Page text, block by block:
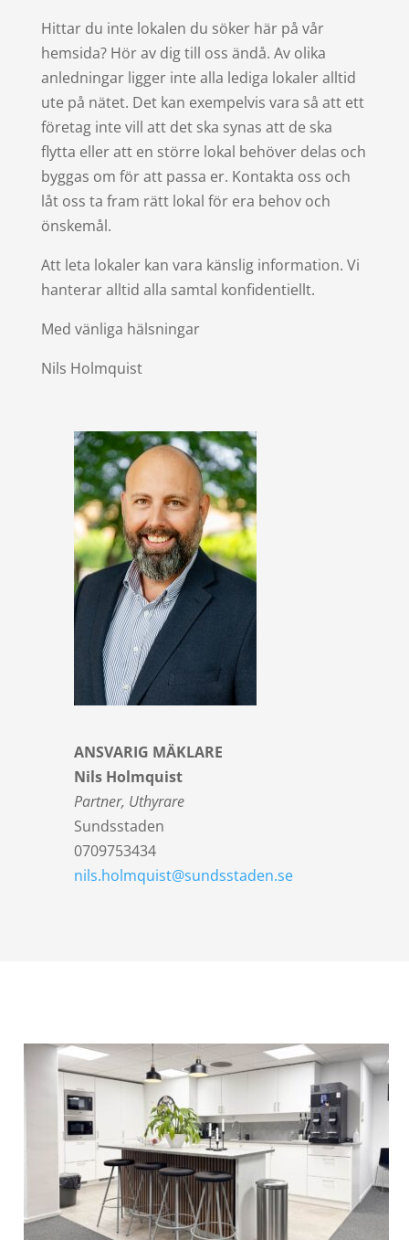
Hittar du inte lokalen du söker här på vår
hemsida? Hör av dig till oss ändå. Av olika
anledningar ligger inte alla lediga lokaler alltid
ute på nätet. Det kan exempelvis vara så att ett
företag inte vill att det ska synas att de ska
flytta eller att en större lokal behöver delas och
byggas om för att passa er. Kontakta oss och
låt oss ta fram rätt lokal för era behov och
önskemål.
Att leta lokaler kan vara känslig information. Vi
hanterar alltid alla samtal konfidentiellt.
Med vänliga hälsningar
Nils Holmquist
ANSVARIG MÄKLARE
Nils Holmquist
Partner, Uthyrare
Sundsstaden
0709753434
nils.holmquist@sundsstaden.se